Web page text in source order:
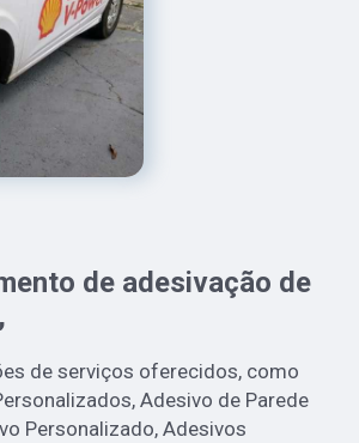
de adesivação de
de serviços oferecidos, como
Adesivo de Parede
Personalizado, Adesivos